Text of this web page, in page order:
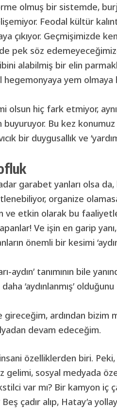
olmuş bir sistemde,
Feodal kültür
çıkıyor. Geçmişimizde
pek söz
alabilmiş bir elin
yem olmaya
olsun hiç fark etmiyor, aynı
Bu kez konumuz
bir duygusallık ve
garabet yanları olsa da,
organize
ve etkin olarak bu
Ve işin en garip
önemli bir kesimi
aydın’ tanımının bile
‘aydınlanmış’ olduğunu
gireceğim, ardından bizim
devam edeceğim.
özelliklerden biri.
gelimi, sosyal medyada
var mı? Bir kamyon iç
çadır alıp, Hatay’a